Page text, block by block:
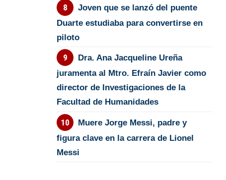
Joven que se lanzó del puente
Duarte estudiaba para convertirse en
piloto
Dra. Ana Jacqueline Ureña
juramenta al Mtro. Efraín Javier como
director de Investigaciones de la
Facultad de Humanidades
Muere Jorge Messi, padre y
figura clave en la carrera de Lionel
Messi